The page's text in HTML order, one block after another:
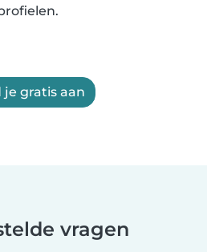
je gratis aan
vragen